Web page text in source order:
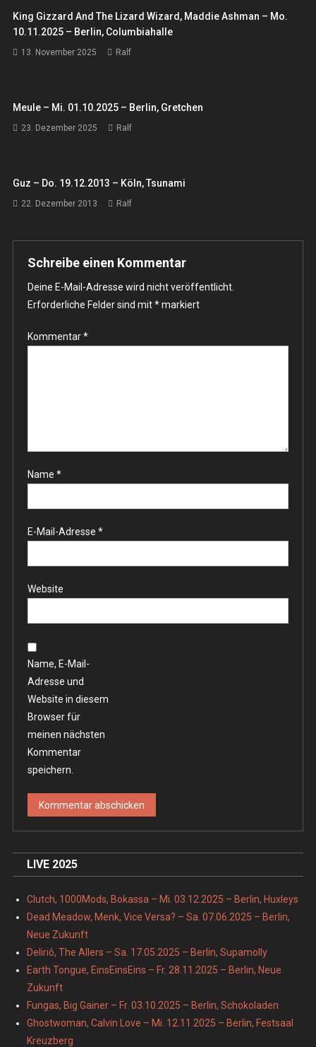
King Gizzard And The Lizard Wizard, Maddie Ashman – Mo.
10.11.2025 – Berlin, Columbiahalle
13. November 2025 Ralf
Meule – Mi. 01.10.2025 – Berlin, Gretchen
23. Dezember 2025 Ralf
Guz – Do. 19.12.2013 – Köln, Tsunami
22. Dezember 2013 Ralf
Schreibe einen Kommentar
Deine E-Mail-Adresse wird nicht veröffentlicht.
Erforderliche Felder sind mit*markiert
Kommentar*
Name *
E-Mail-Adresse *
Website
Name, E-Mail-
Adresse und
Website in diesem
Browser für
meinen nächsten
Kommentar
speichern.
LIVE 2025
Clutch, 1000Mods, Bokassa – Mi. 03.12.2025 – Berlin, Huxleys
Dead Meadow, Menk, Vice Versa? – Sa. 07.06.2025 – Berlin,
Neue Zukunft
Deliriô, The Allers – Sa. 17.05.2025 – Berlin, Supamolly
Earth Tongue, EinsEinsEins – Fr. 28.11.2025 – Berlin, Neue
Zukunft
Fungas, Big Gainer – Fr. 03.10.2025 – Berlin, Schokoladen
Ghostwoman, Calvin Love – Mi. 12.11.2025 – Berlin, Festsaal
Kreuzberg